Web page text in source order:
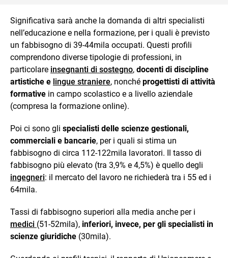
Significativa sarà anche la domanda di altri specialisti
nell’educazione e nella formazione, per i quali è previsto
un fabbisogno di 39-44mila occupati. Questi profili
comprendono diverse tipologie di professioni, in
particolare insegnanti di sostegno, docenti di discipline
artistiche e lingue straniere, nonché progettisti di attività
formative in campo scolastico e a livello aziendale
(compresa la formazione online).
Poi ci sono gli specialisti delle scienze gestionali,
commerciali e bancarie, per i quali si stima un
fabbisogno di circa 112-122mila lavoratori. Il tasso di
fabbisogno più elevato (tra 3,9% e 4,5%) è quello degli
ingegneri: il mercato del lavoro ne richiederà tra i 55 ed i
64mila.
Tassi di fabbisogno superiori alla media anche per i
medici (51-52mila), inferiori, invece, per gli specialisti in
scienze giuridiche (30mila).